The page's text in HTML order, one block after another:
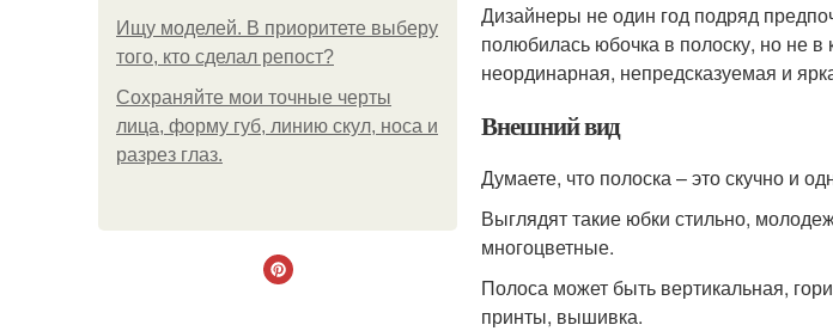
Ищу моделей. В приоритете выберу
того, кто сделал репост?
Сохраняйте мои точные черты
лица, форму губ, линию скул, носа и
разрез глаз.
Дизайнеры не один год подряд
полюбилась юбочка в полоску, но не в
неординарная, непредсказуемая и
Внешний вид
Думаете, что полоска – это скучно и
Выглядят такие юбки стильно,
многоцветные.
Полоса может быть вертикальная,
принты, вышивка.